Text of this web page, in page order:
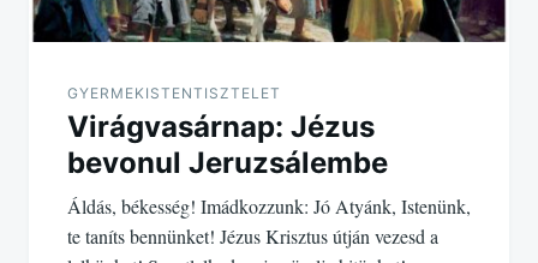
GYERMEKISTENTISZTELET
Virágvasárnap: Jézus
bevonul Jeruzsálembe
Áldás, békesség! Imádkozzunk: Jó Atyánk, Istenünk,
te taníts bennünket! Jézus Krisztus útján vezesd a